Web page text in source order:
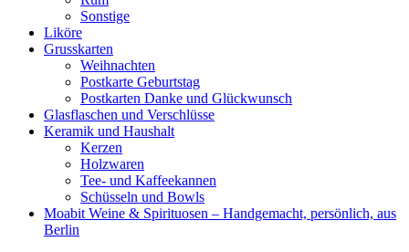
Sonstige
Liköre
Grusskarten
Weihnachten
Postkarte Geburtstag
Postkarten Danke und Glückwunsch
Glasflaschen und Verschlüsse
Keramik und Haushalt
Kerzen
Holzwaren
Tee- und Kaffeekannen
Schüsseln und Bowls
Moabit Weine & Spirituosen – Handgemacht, persönlich, aus
Berlin